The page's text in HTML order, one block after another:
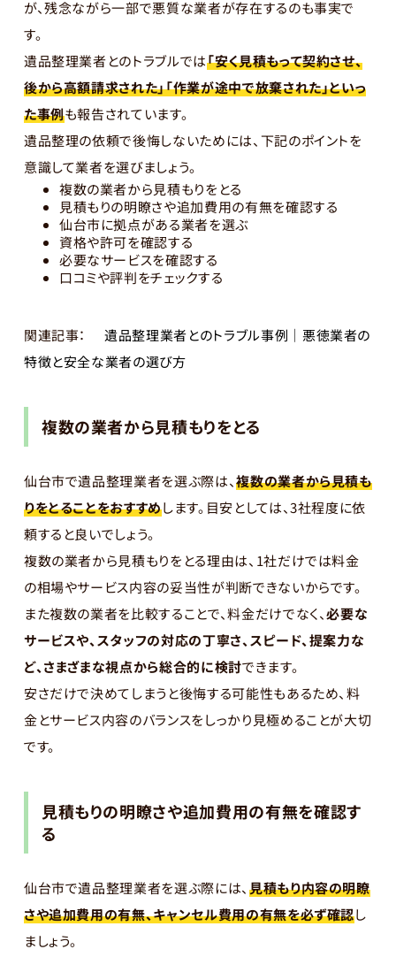
が、残念ながら一部で悪質な業者が存在するのも事実で
す。
遺品整理業者とのトラブルでは「安く見積もって契約させ、
後から高額請求された」「作業が途中で放棄された」といっ
た事例も報告されています。
遺品整理の依頼で後悔しないためには、下記のポイントを
意識して業者を選びましょう。
複数の業者から見積もりをとる
見積もりの明瞭さや追加費用の有無を確認する
仙台市に拠点がある業者を選ぶ
資格や許可を確認する
必要なサービスを確認する
口コミや評判をチェックする
関連記事：
遺品整理業者とのトラブル事例｜悪徳業者の
特徴と安全な業者の選び方
複数の業者から見積もりをとる
仙台市で遺品整理業者を選ぶ際は、複数の業者から見積も
りをとることをおすすめします。目安としては、3社程度に依
頼すると良いでしょう。
複数の業者から見積もりをとる理由は、1社だけでは料金
の相場やサービス内容の妥当性が判断できないからです。
また複数の業者を比較することで、料金だけでなく、必要な
サービスや、スタッフの対応の丁寧さ、スピード、提案力な
ど、さまざまな視点から総合的に検討できます。
安さだけで決めてしまうと後悔する可能性もあるため、料
金とサービス内容のバランスをしっかり見極めることが大切
です。
見積もりの明瞭さや追加費用の有無を確認す
る
仙台市で遺品整理業者を選ぶ際には、 見積もり内容の明瞭
さや追加費用の有無、キャンセル費用の有無を必ず確認し
ましょう。